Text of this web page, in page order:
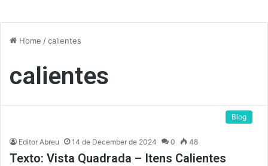
Home /calientes
calientes
Blog
Editor Abreu 14 de December de 2024 0 48
Texto: Vista Quadrada – Itens Calientes